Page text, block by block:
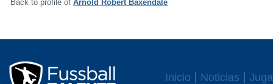
Back to profile ofArnold Robert Baxendale
Inicio Noticias